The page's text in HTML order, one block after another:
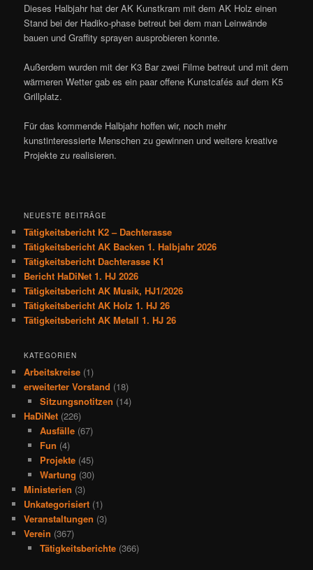
Dieses Halbjahr hat der AK Kunstkram mit dem AK Holz einen
Stand bei der Hadiko-phase betreut bei dem man Leinwände
bauen und Graffity sprayen ausprobieren konnte.
Außerdem wurden mit der K3 Bar zwei Filme betreut und mit dem
wärmeren Wetter gab es ein paar offene Kunstcafés auf dem K5
Grillplatz.
Für das kommende Halbjahr hoffen wir, noch mehr
kunstinteressierte Menschen zu gewinnen und weitere kreative
Projekte zu realisieren.
NEUESTE BEITRÄGE
Tätigkeitsbericht K2 – Dachterasse
Tätigkeitsbericht AK Backen 1. Halbjahr 2026
Tätigkeitsbericht Dachterasse K1
Bericht HaDiNet 1. HJ 2026
Tätigkeitsbericht AK Musik, HJ1/2026
Tätigkeitsbericht AK Holz 1. HJ 26
Tätigkeitsbericht AK Metall 1. HJ 26
KATEGORIEN
Arbeitskreise (1)
erweiterter Vorstand (18)
Sitzungsnotitzen (14)
HaDiNet (226)
Ausfälle(67)
Fun (4)
Projekte(45)
Wartung (30)
Ministerien (3)
Unkategorisiert (1)
Veranstaltungen (3)
Verein (367)
Tätigkeitsberichte(366)